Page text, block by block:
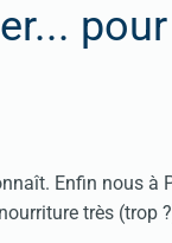
Enfin nous à
très (trop